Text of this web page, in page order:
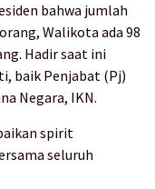
bahwa jumlah
Walikota ada 98
Hadir saat ini
baik Penjabat (Pj)
Negara, IKN.
spirit
seluruh